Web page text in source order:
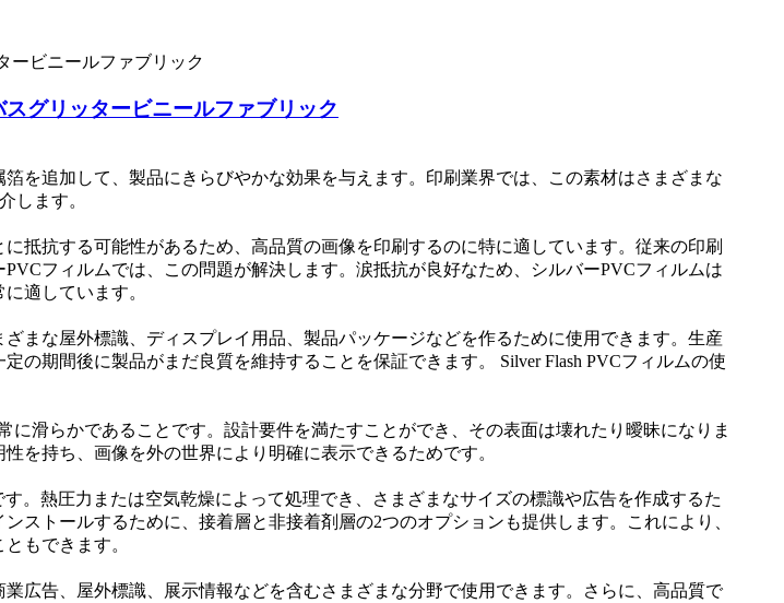
グリッタービニールファブリック
を追加して、製品にきらびやかな効果を与えます。印刷業界では、この素材はさまざまな
します。
抵抗する可能性があるため、高品質の画像を印刷するのに特に適しています。従来の印刷
フィルムでは、この問題が解決します。涙抵抗が良好なため、シルバーPVCフィルムは
適しています。
まな屋外標識、ディスプレイ用品、製品パッケージなどを作るために使用できます。生産
の期間後に製品がまだ良質を維持することを保証できます。 Silver Flash PVCフィルムの使
に滑らかであることです。設計要件を満たすことができ、その表面は壊れたり曖昧になりま
を持ち、画像を外の世界により明確に表示できるためです。
。熱圧力または空気乾燥によって処理でき、さまざまなサイズの標識や広告を作成するた
ストールするために、接着層と非接着剤層の2つのオプションも提供します。これにより、
もできます。
広告、屋外標識、展示情報などを含むさまざまな分野で使用できます。さらに、高品質で